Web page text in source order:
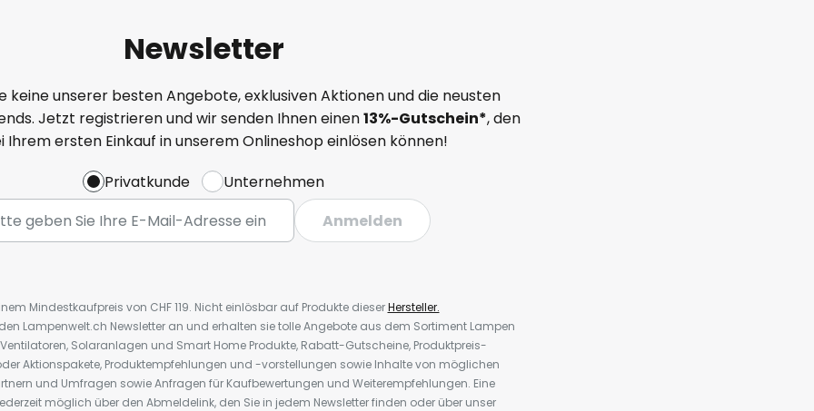
Newsletter
keine unserer besten Angebote, exklusiven Aktionen und die neusten
Jetzt registrieren und wir senden Ihnen einen13%-Gutschein*, den
Ihrem ersten Einkauf in unserem Onlineshop einlösen können!
Privatkunde
Unternehmen
Anmelden
Mindestkaufpreis von CHF 119. Nicht einlösbar auf Produkte dieserHersteller.
Lampenwelt.ch Newsletter an und erhalten sie tolle Angebote aus dem Sortiment Lampen
Solaranlagen und Smart Home Produkte, Rabatt-Gutscheine, Produktpreis-
Aktionspakete, Produktempfehlungen und -vorstellungen sowie Inhalte von möglichen
und Umfragen sowie Anfragen für Kaufbewertungen und Weiterempfehlungen. Eine
möglich über den Abmeldelink, den Sie in jedem Newsletter finden oder über unser